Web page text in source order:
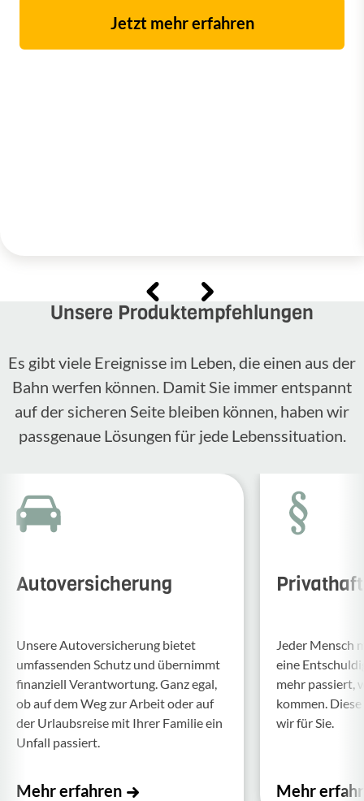
Jetzt mehr erfahren
Unsere Produktempfehlungen
Es gibt viele Ereignisse im Leben, die einen aus der
Bahn werfen können. Damit Sie immer entspannt
auf der sicheren Seite bleiben können, haben wir
passgenaue Lösungen für jede Lebenssituation.
Autoversicherung
Unsere Auto­ver­si­che­rung bietet
umfas­senden Schutz und über­nimmt
finan­ziell Verant­wor­tung. Ganz egal,
ob auf dem Weg zur Arbeit oder auf
der Urlaubs­reise mit Ihrer Familie ein
Unfall passiert.
Mehr erfahren
Jeder Mensch
eine
mehr passiert,
kommen.
wir für Sie.
Mehr